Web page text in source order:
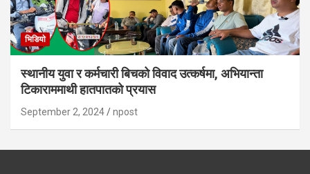
भिडियाे
स्थानीय युवा र कर्मचारी बिचको विवाद उत्कर्षमा, अभियान्ता
टिकाराममाथी हातपातको प्रयास
September 2, 2024 npost